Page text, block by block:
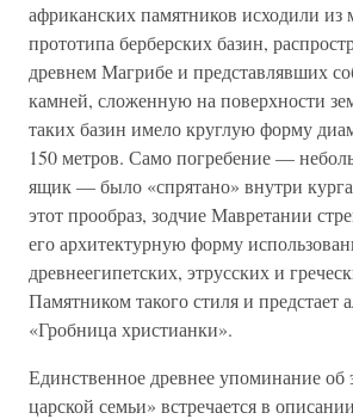
африканских памятников исходили из
прототипа берберских базин,
древнем Магрибе и представлявших
камней, сложенную на поверхности
таких базин имело круглую форму
150 метров. Само погребение —
ящик — было «спрятано» внутри
этот прообраз, зодчие Мавретании
его архитектурную форму
древнеегипетских, этрусских и
Памятником такого стиля и предстает
«Гробница христианки».
Единственное древнее упоминание об
царской семьи» встречается в